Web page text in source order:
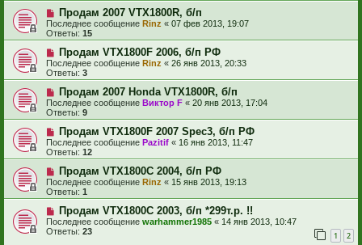
Продам 2007 VTX1800R, б/п
Последнее сообщение Rinz « 07 фев 2013, 19:07
Ответы: 15
Продам VTX1800F 2006, б/п РФ
Последнее сообщение Rinz « 26 янв 2013, 20:33
Ответы: 3
Продам 2007 Honda VTX1800R, б/п
Последнее сообщение Виктор F « 20 янв 2013, 17:04
Ответы: 9
Продам VTX1800F 2007 Spec3, б/п РФ
Последнее сообщение Pazitif « 16 янв 2013, 11:47
Ответы: 12
Продам VTX1800С 2004, б/п РФ
Последнее сообщение Rinz « 15 янв 2013, 19:13
Ответы: 1
Продам VTX1800C 2003, б/п *299т.р. !!
Последнее сообщение warhammer1985 « 14 янв 2013, 10:47
Ответы: 23 1 2